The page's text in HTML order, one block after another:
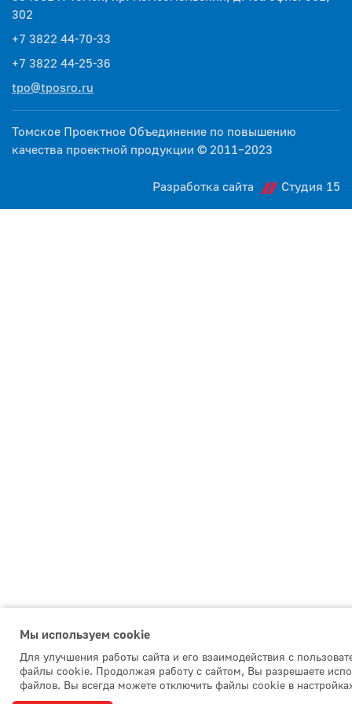
302
+7 3822 44-70-33
+7 3822 44-25-36
tpo@tposro.ru
Томское Проектное Объединение по повышению
качества проектной продукции © 2011–2023
Разработка сайта Студия 15
Мы используем сookie
Для улучшения работы сайта и его взаимодействия с
файлы cookie. Продолжая работу с сайтом, Вы разрешаете
файлов. Вы всегда можете отключить файлы cookie в